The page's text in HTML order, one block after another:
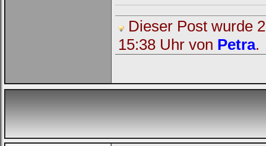
Trage
bitte
in
die
nachfolgenden
Felder
Deinen
Kennwort
ein,
Username:
Dieser Post wurde
15:38 Uhr von Petra.